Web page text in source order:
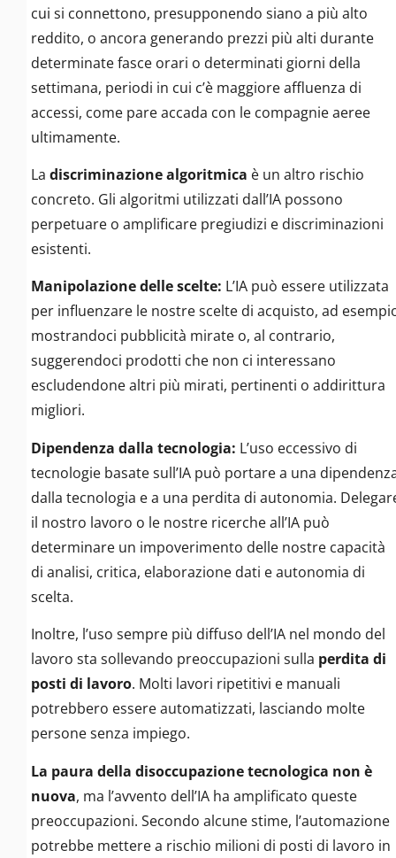
cui si connettono, presupponendo siano a più alto
reddito, o ancora generando prezzi più alti durante
determinate fasce orari o determinati giorni della
settimana, periodi in cui c’è maggiore affluenza di
accessi, come pare accada con le compagnie aeree
ultimamente.
La discriminazione algoritmica è un altro rischio
concreto. Gli algoritmi utilizzati dall’IA possono
perpetuare o amplificare pregiudizi e discriminazioni
esistenti.
Manipolazione delle scelte: L’IA può essere utilizzata
per influenzare le nostre scelte di acquisto, ad
mostrandoci pubblicità mirate o, al contrario,
suggerendoci prodotti che non ci interessano
escludendone altri più mirati, pertinenti o addirittura
migliori.
Dipendenza dalla tecnologia: L’uso eccessivo di
tecnologie basate sull’IA può portare a una
dalla tecnologia e a una perdita di autonomia.
il nostro lavoro o le nostre ricerche all’IA può
determinare un impoverimento delle nostre capacità
di analisi, critica, elaborazione dati e autonomia di
scelta.
Inoltre, l’uso sempre più diffuso dell’IA nel mondo del
lavoro sta sollevando preoccupazioni sulla perdita di
posti di lavoro. Molti lavori ripetitivi e manuali
potrebbero essere automatizzati, lasciando molte
persone senza impiego.
La paura della disoccupazione tecnologica non è
nuova, ma l’avvento dell’IA ha amplificato queste
preoccupazioni. Secondo alcune stime, l’automazione
potrebbe mettere a rischio milioni di posti di lavoro in